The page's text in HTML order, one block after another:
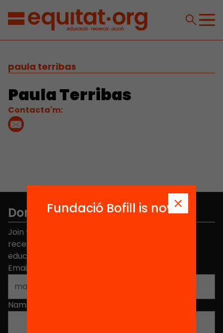
paula terribas
Paula Terribas
Contacta'm:
Don't miss anything.
Join the more than 40,000 people who already
receive news about initiatives and projects for
educational change in Catalonia.
Email address
Name
Fundació Bofill is now